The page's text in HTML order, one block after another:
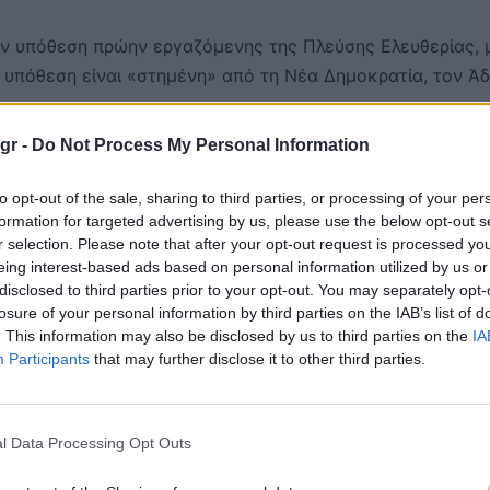
- Do Not Process My Personal Information
opt-out of the sale, sharing to third parties, or processing of your
for targeted advertising by us, please use the below opt-out
selection. Please note that after your opt-out request is processed
interest-based ads based on personal information utilized by us
to third parties prior to your opt-out. You may separately
of your personal information by third parties on the IAB’s list of
This information may also be disclosed by us to third parties on the
Participants that may further disclose it to other third parties.
Data Processing Opt Outs
υπόθεση πρώην εργαζόμενης της Πλεύσης Ελευθερίας,
είναι «στημένη» από τη Νέα Δημοκρατία, τον
Γεωργιάδης, ο οποίος κατηγόρησε τη Ζωή
εαυτό της», επειδή, όπως είπε, ισχυρίστηκε πως
υποστηρίζοντας ότι από δήλωση φορολογίας
πληρωμές 24.000 ευρώ προς την πρώην εργαζόμενη
τον έλεγχό της.
φώναξε προς τον υπουργό Υγείας «είσαι φασίστας»,
καταγραφεί στα πρακτικά.
«αηδία» η αναφορά της Ζωής Κωνσταντοπούλου σε